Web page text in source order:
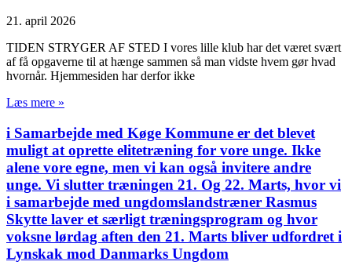
21. april 2026
TIDEN STRYGER AF STED I vores lille klub har det været svært
af få opgaverne til at hænge sammen så man vidste hvem gør hvad
hvornår. Hjemmesiden har derfor ikke
Læs mere »
i Samarbejde med Køge Kommune er det blevet
muligt at oprette elitetræning for vore unge. Ikke
alene vore egne, men vi kan også invitere andre
unge. Vi slutter træningen 21. Og 22. Marts, hvor vi
i samarbejde med ungdomslandstræner Rasmus
Skytte laver et særligt træningsprogram og hvor
voksne lørdag aften den 21. Marts bliver udfordret i
Lynskak mod Danmarks Ungdom